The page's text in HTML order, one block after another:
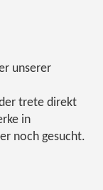
unserer
trete direkt
in
noch gesucht.